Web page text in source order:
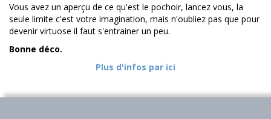
Vous avez un aperçu de ce qu'est le pochoir, lancez vous, la
seule limite c'est votre imagination, mais n'oubliez pas que pour
devenir virtuose il faut s'entrainer un peu.
Bonne déco.
Plus d'infos par ici